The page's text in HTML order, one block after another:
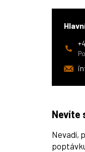
Nevíte
Nevadí,